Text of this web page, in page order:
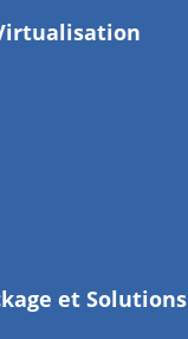
et Solutions